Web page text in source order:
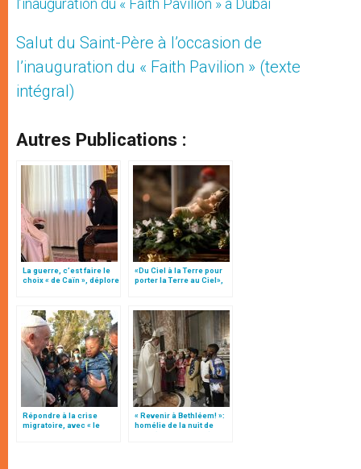
l’inauguration du « Faith Pavilion » à Dubaï
Salut du Saint-Père à l’occasion de
l’inauguration du « Faith Pavilion » (texte
intégral)
Autres Publications :
La guerre, c’est faire le
choix « de Caïn », déplore
«Du Ciel à la Terre pour
porter la Terre au Ciel»,
Répondre à la crise
migratoire, avec « le
« Revenir à Bethléem! »:
homélie de la nuit de